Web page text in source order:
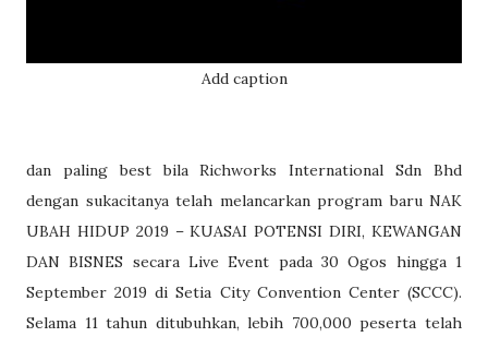
Add caption
dan paling best bila Richworks International Sdn Bhd
dengan sukacitanya telah melancarkan program baru NAK
UBAH HIDUP 2019 – KUASAI POTENSI DIRI, KEWANGAN
DAN BISNES secara Live Event pada 30 Ogos hingga 1
September 2019 di Setia City Convention Center (SCCC).
Selama 11 tahun ditubuhkan, lebih 700,000 peserta telah